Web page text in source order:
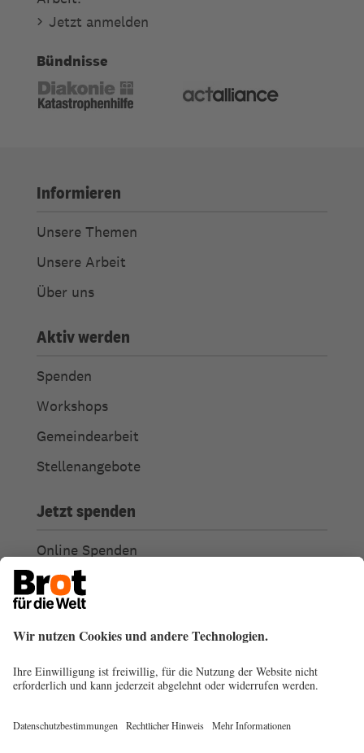
Jetzt anmelden
Bündnisse
Informieren
Unsere Themen
Unsere Arbeit
Über uns
Aktiv werden
Spenden
Workshops
Gemeindearbeit
Stellenangebote
Jetzt spenden
Online Spenden
Weitere Spendenmöglichkeiten
Ich habe Fragen zu meiner Spende
Spendengütesiegel
Transparenz